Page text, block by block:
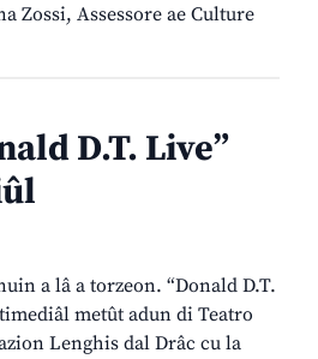
Zossi, Assessore ae Culture
D.T. Live”
a lâ a torzeon. “Donald D.T.
metût adun di Teatro
Lenghis dal Drâc cu la